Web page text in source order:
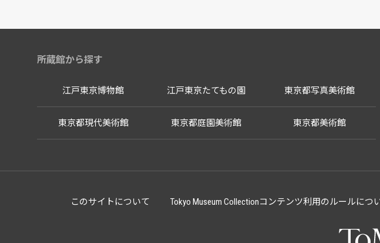
所蔵館から探す
江戸東京博物館 江戸東京たてもの園 東京都写真美術館
東京都現代美術館 東京都庭園美術館 東京都美術館
このサイトについて Tokyo Museum Collectionコンテンツ利用のルールにつ